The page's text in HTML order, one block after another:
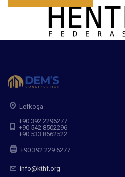
Lefkoşa
+90 392 2296277
+90 542 8502296
+90 533 8662522
+90 392 229 6277
info@kthf.org